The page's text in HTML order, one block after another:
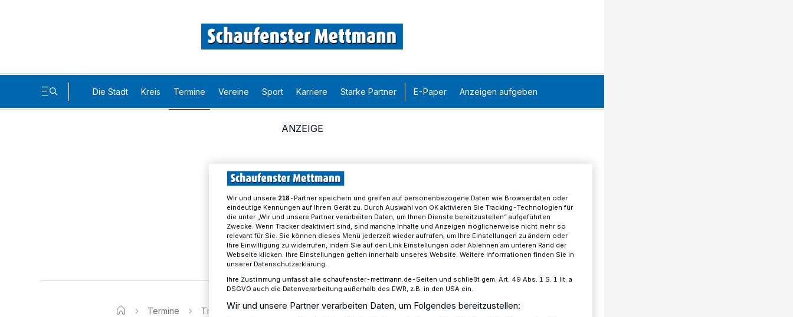
Die Stadt Kreis Termine Vereine Sport Karriere Starke Partner E-Paper Anzeigen aufgeben
Termine Titularfest der Mettmanner Schützen
Wir und unsere 218-Partner speichern und greifen auf personenbezogene Daten wie Browserdaten oder
eindeutige Kennungen auf Ihrem Gerät zu. Durch Auswahl von OK aktivieren Sie Tracking-Technologien für
die unter „Wir und unsere Partner verarbeiten Daten, um Ihnen Dienste bereitzustellen“ aufgeführten
Zwecke. Wenn Tracker deaktiviert sind, sind manche Inhalte und Anzeigen möglicherweise nicht mehr so
relevant für Sie. Sie können dieses Menü jederzeit wieder aufrufen, um Ihre Einstellungen zu ändern oder
Ihre Einwilligung zu widerrufen, indem Sie auf den Link Einstellungen oder Ablehnen am unteren Rand der
Webseite klicken. Ihre Einstellungen gelten innerhalb unseres Website. Weitere Informationen finden Sie in
unserer Datenschutzerklärung.
Ihre Zustimmung umfasst alle schaufenster-mettmann.de-Seiten und schließt gem. Art. 49 Abs. 1 S. 1 lit. a
DSGVO auch die Datenverarbeitung außerhalb des EWR, z.B. in den USA ein.
Wir und unsere Partner verarbeiten Daten, um Folgendes bereitzustellen: